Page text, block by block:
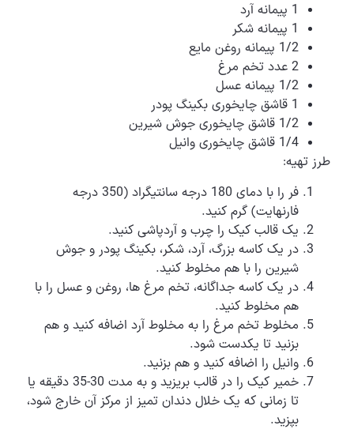
1 پیمانه آرد
1 پیمانه شکر
1/2 پیمانه روغن مایع
2 عدد تخم مرغ
1/2 پیمانه عسل
1 قاشق چایخوری بکینگ پودر
1/2 قاشق چایخوری جوش شیرین
1/4 قاشق چایخوری وانیل
طرز تهیه:
فر را با دمای 180 درجه سانتیگراد (350 درجه
فارنهایت) گرم کنید.
یک قالب کیک را چرب و آردپاشی کنید.
در یک کاسه بزرگ، آرد، شکر، بکینگ پودر و جوش
شیرین را با هم مخلوط کنید.
در یک کاسه جداگانه، تخم مرغ ها، روغن و عسل را با
هم مخلوط کنید.
مخلوط تخم مرغ را به مخلوط آرد اضافه کنید و هم
بزنید تا یکدست شود.
وانیل را اضافه کنید و هم بزنید.
خمیر کیک را در قالب بریزید و به مدت 30-35 دقیقه یا
تا زمانی که یک خلال دندان تمیز از مرکز آن خارج شود،
بپزید.